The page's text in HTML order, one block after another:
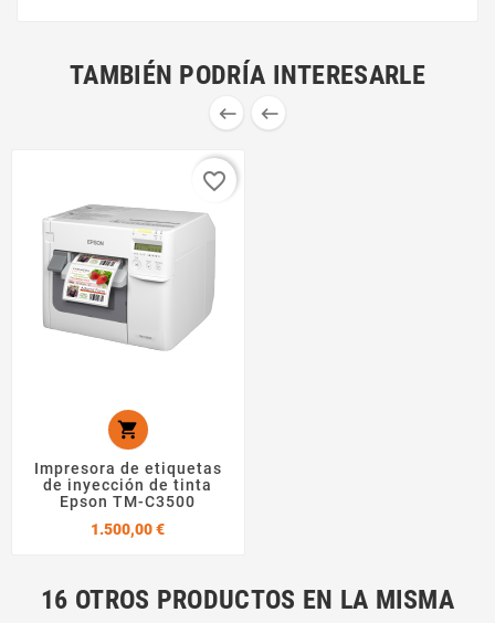
TAMBIÉN PODRÍA INTERESARLE
 

Impresora de etiquetas
de inyección de tinta
Epson TM-C3500
1.500,00 €Precio
favorite_border
16 OTROS PRODUCTOS EN LA MISMA